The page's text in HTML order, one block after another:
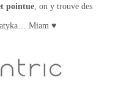
pointue , on y trouve des
Miam ♥